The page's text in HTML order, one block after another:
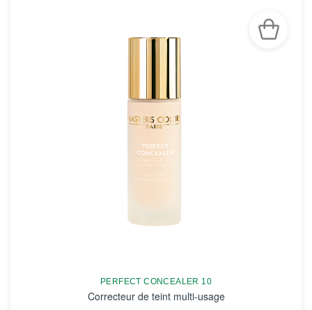
PERFECT CONCEALER 10
Correcteur de teint multi-usage